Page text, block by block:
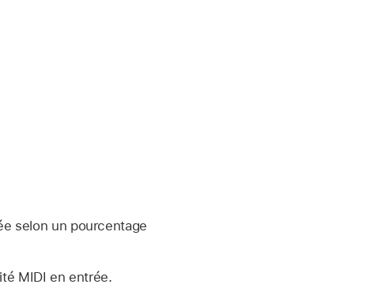
selon un pourcentage
MIDI en entrée.